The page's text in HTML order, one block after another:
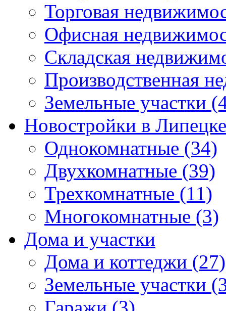
Торговая
Офисная
Складская
Производственная
Земельные участки
Новостройки в Липецке
Однокомнатные (34)
Двухкомнатные (39)
Трехкомнатные (11)
Многокомнатные (3)
Дома и участки
Дома и коттеджи (27)
Земельные участки